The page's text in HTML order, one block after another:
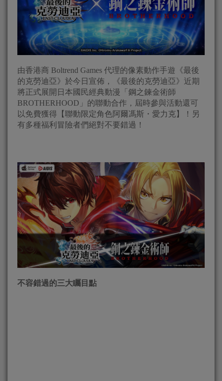
由香港商 Boltrend Games 代理的像素動作手遊《最後
的克勞迪亞》於今日宣佈，《最後的克勞迪亞》近期
將正式展開日本國民經典動漫「鋼之鍊金術師
BROTHERHOOD」的聯動合作，屆時參與活動還可
以免費獲得【聯動限定角色阿爾馮斯・愛力克】！另
有多種福利冒險者們絕對不要錯過！
不容錯過的三大矚目點